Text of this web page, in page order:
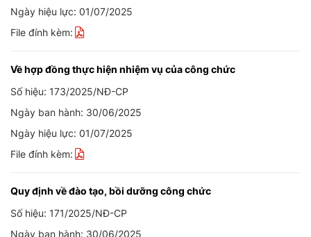
Ngày hiệu lực: 01/07/2025
File đính kèm:
Về hợp đồng thực hiện nhiệm vụ của công chức
Số hiệu: 173/2025/NĐ-CP
Ngày ban hành: 30/06/2025
Ngày hiệu lực: 01/07/2025
File đính kèm:
Quy định về đào tạo, bồi dưỡng công chức
Số hiệu: 171/2025/NĐ-CP
Ngày ban hành: 30/06/2025